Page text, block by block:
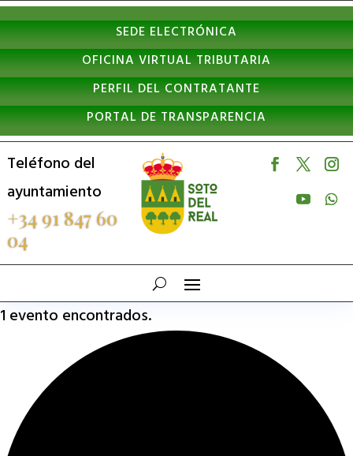
Nota:
este
sitio
web
incluye
un
sistema
de
accesibilidad.
SEDE ELECTRÓNICA
OFICINA VIRTUAL TRIBUTARIA
PERFIL DEL CONTRATANTE
PORTAL DE TRANSPARENCIA
Teléfono del
ayuntamiento
+34 91 847 60
04
1 evento encontrados.